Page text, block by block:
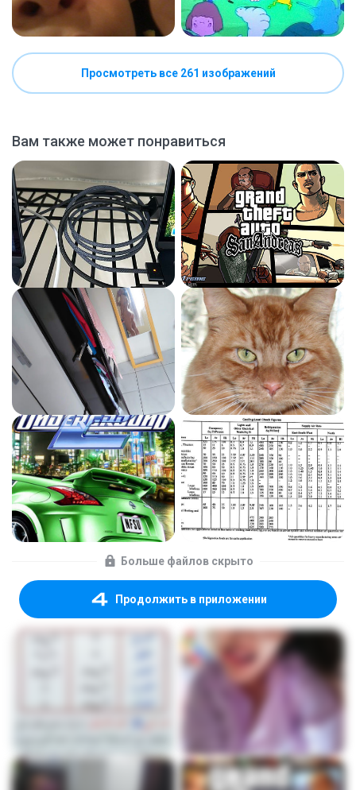
Просмотреть все 261 изображений
Вам также может понравиться
Больше файлов скрыто
Продолжить в приложении